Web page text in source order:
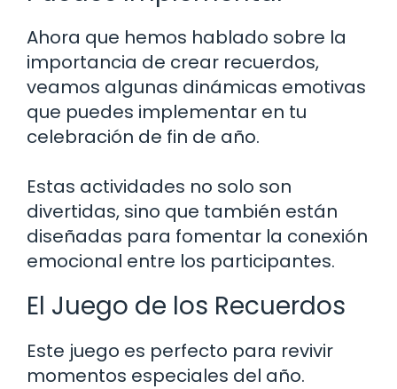
Ahora que hemos hablado sobre la
importancia de crear recuerdos,
veamos algunas dinámicas emotivas
que puedes implementar en tu
celebración de fin de año.
Estas actividades no solo son
divertidas, sino que también están
diseñadas para fomentar la conexión
emocional entre los participantes.
El Juego de los Recuerdos
Este juego es perfecto para revivir
momentos especiales del año.